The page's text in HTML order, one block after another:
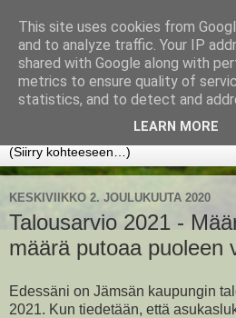
Uusi Suunta - Jokainen hetki
KESKIVIIKKO 2. JOULUKUUTA 2020
Talousarvio 2021 -
määrä putoaa puoleen
Edessäni on Jämsän kaupungin
2021. Kun tiedetään, että
This site uses cookies from
and to analyze traffic. Your IP
shared with Google along with
metrics to ensure quality of
statistics, and to detect and
LEARN MORE